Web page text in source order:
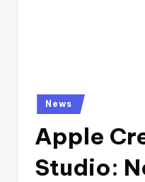
Posted
in
News
Apple
Studio: